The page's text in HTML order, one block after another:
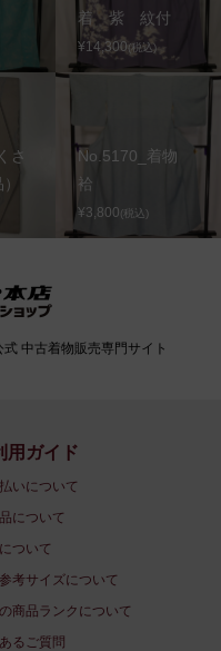
着 紫 紋付
¥14,300(税込)
さ
No.5170_着物
袷
¥3,800(税込)
中古着物販売専門サイト
用ガイド
いについて
について
ついて
考サイズについて
商品ランクについて
るご質問